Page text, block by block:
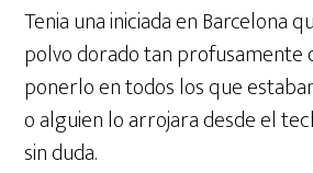
Tenia una iniciada en Barcelona
polvo dorado tan profusamente
ponerlo en todos los que
o alguien lo arrojara desde el
sin duda.